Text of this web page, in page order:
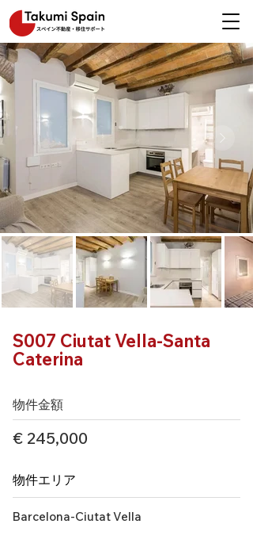
S007 Ciutat Vella-Santa
Caterina
物件金額
€ 245,000
物件エリア
Barcelona-Ciutat Vella